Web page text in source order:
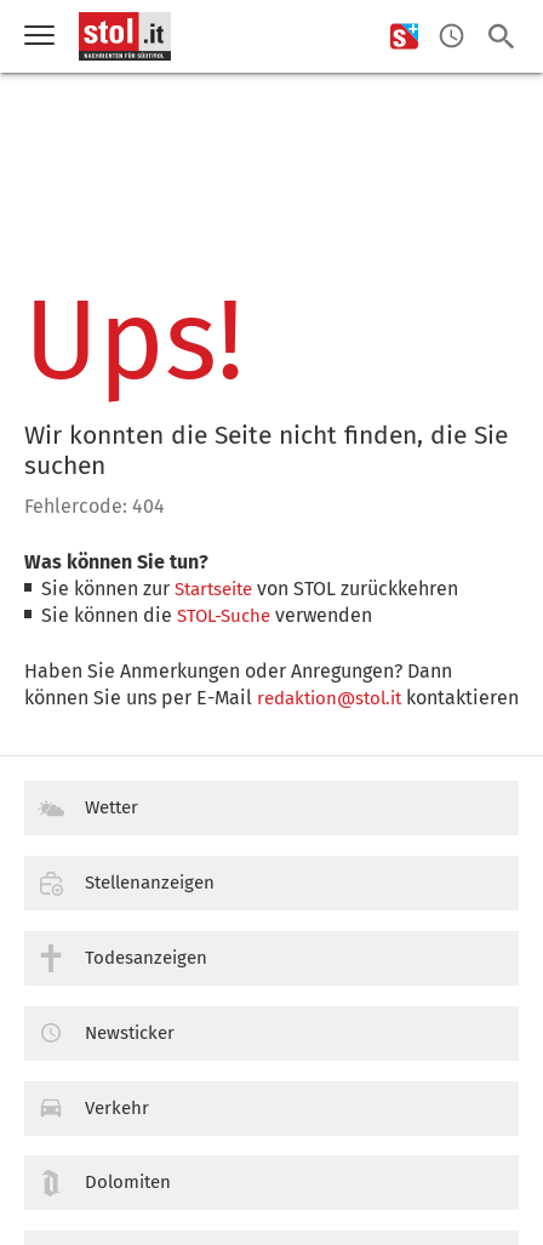
Ups!
Wir konnten die Seite nicht finden, die Sie
suchen
Fehlercode: 404
Was können Sie tun?
Sie können zurStartseite von STOL zurückkehren
Sie können dieSTOL-Suche verwenden
Haben Sie Anmerkungen oder Anregungen? Dann
können Sie uns per E-Mail redaktion@stol.itkontaktieren
Wetter
Stellenanzeigen
Todesanzeigen
Newsticker
Verkehr
Dolomiten